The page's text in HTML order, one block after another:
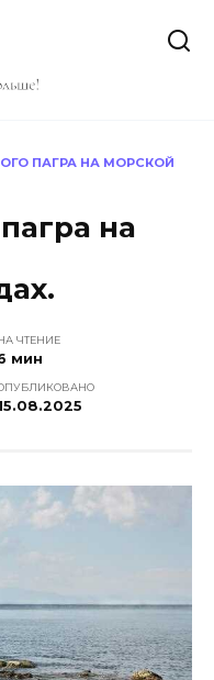
ПАГРА НА МОРСКОЙ
на
ЧТЕНИЕ
мин